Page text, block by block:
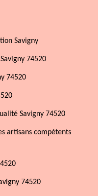
Savigny
74520
74520
Savigny 74520
artisans compétents
74520